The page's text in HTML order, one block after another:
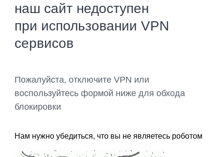
наш сайт недоступен
при использовании VPN
сервисов
Пожалуйста, отключите VPN или
воспользуйтесь формой ниже для обхода
блокировки
Нам нужно убедиться, что вы не являетесь роботом